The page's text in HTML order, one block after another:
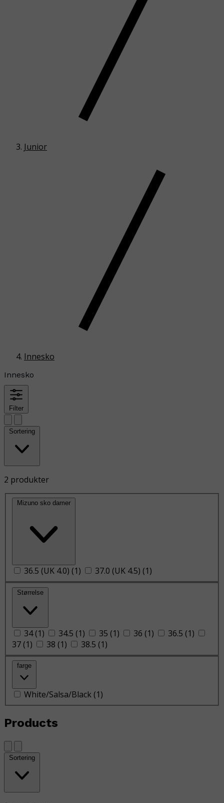
Junior
Innesko
Innesko
Filter
Sortering
2 produkter
Mizuno sko damer
36.5 (UK 4.0) (1) 37.0 (UK 4.5) (1)
Størrelse
34 (1) 34.5 (1) 35 (1) 36 (1) 36.5 (1)
37 (1) 38 (1) 38.5 (1)
farge
White/Salsa/Black (1)
Products
Sortering